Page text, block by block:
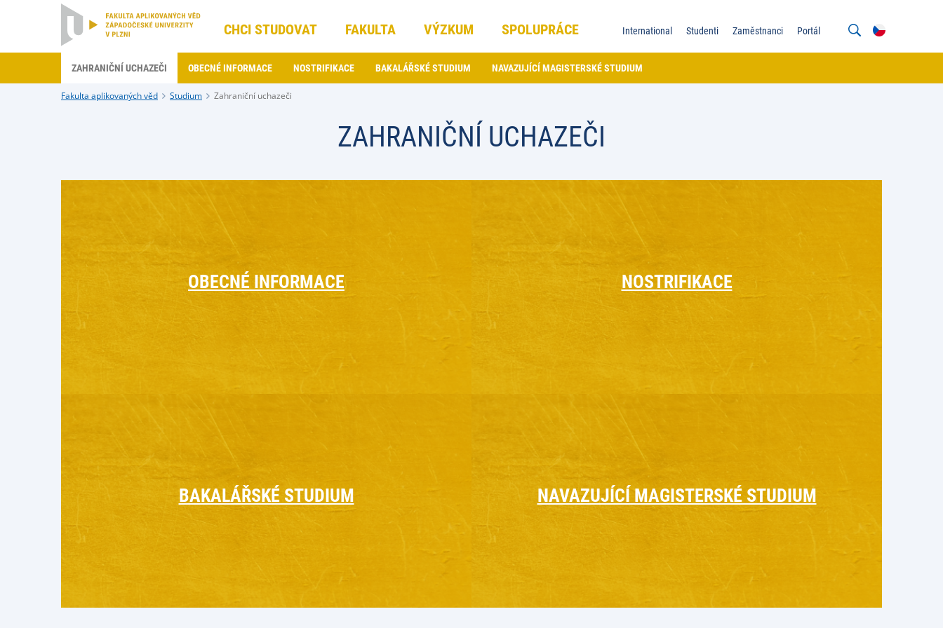
CHCI STUDOVAT FAKULTA VÝZKUM SPOLUPRÁCE International Studenti Zaměstnanci Portál
ZAHRANIČNÍ UCHAZEČI OBECNÉ INFORMACE NOSTRIFIKACE BAKALÁŘSKÉ STUDIUM NAVAZUJÍCÍ MAGISTERSKÉ STUDIUM
Fakulta aplikovaných věd Studium Zahraniční uchazeči
ZAHRANIČNÍ UCHAZEČI
OBECNÉ INFORMACE NOSTRIFIKACE
BAKALÁŘSKÉ STUDIUM NAVAZUJÍCÍ MAGISTERSKÉ STUDIUM